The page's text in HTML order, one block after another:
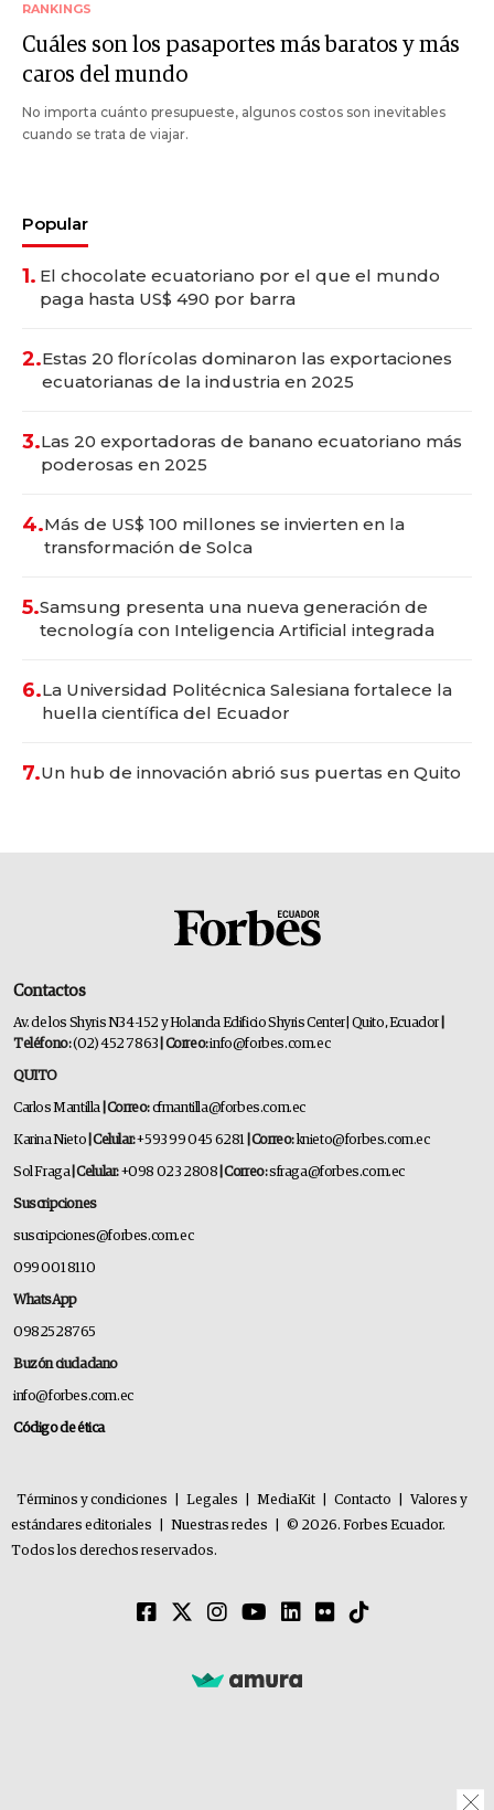
RANKINGS
Cuáles son los pasaportes más baratos y más
caros del mundo
No importa cuánto presupueste, algunos costos son inevitables
cuando se trata de viajar.
Popular
1. El chocolate ecuatoriano por el que el mundo
paga hasta US$ 490 por barra
2.Estas 20 florícolas dominaron las exportaciones
ecuatorianas de la industria en 2025
3.Las 20 exportadoras de banano ecuatoriano más
poderosas en 2025
4.Más de US$ 100 millones se invierten en la
transformación de Solca
5.Samsung presenta una nueva generación de
tecnología con Inteligencia Artificial integrada
6.La Universidad Politécnica Salesiana fortalece la
huella científica del Ecuador
7.Un hub de innovación abrió sus puertas en Quito
Contactos
Av. de los Shyris N34-152 y Holanda Edificio Shyris Center | Quito, Ecuador
Teléfono:(02) 452 7863 | Correo:info@forbes.com.ec
QUITO
Carlos Mantilla | Correo:cfmantilla@forbes.com.ec
Karina Nieto | Celular:+593 99 045 6281 | Correo:knieto@forbes.com.ec
Sol Fraga| Celular:+098 023 2808 | Correo:sfraga@forbes.com.ec
Suscripciones
suscripciones@forbes.com.ec
099 001 8110
WhatsApp
0982528765
Buzón ciudadano
info@forbes.com.ec
Código de ética
Términos y condiciones Legales MediaKit Contacto
Valores y
estándares editoriales
Nuestras redes
© 2026. Forbes Ecuador.
Todos los derechos reservados.